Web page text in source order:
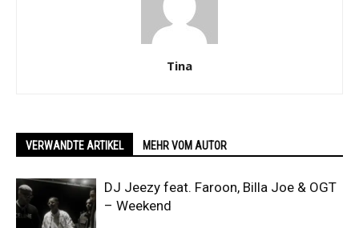
Tina
VERWANDTE ARTIKEL MEHR VOM AUTOR
DJ Jeezy feat. Faroon, Billa Joe & OGT
– Weekend